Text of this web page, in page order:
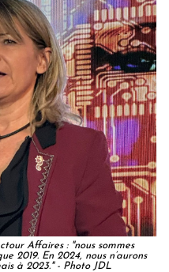
Affaires : "nous sommes
2019. En 2024, nous n’aurons
à 2023." - Photo JDL